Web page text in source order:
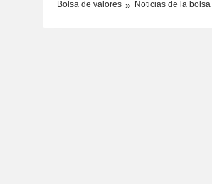
Bolsa de valores Noticias de la bolsa